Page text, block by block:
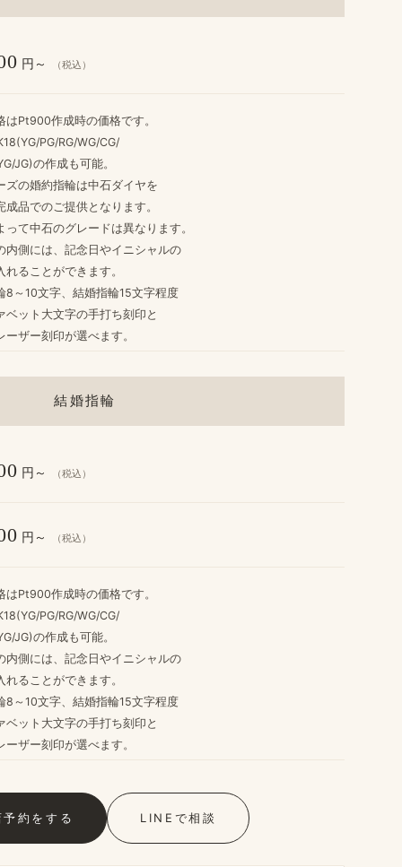
円～ （税込）
は​Pt900作成時の​価格です。
PG/RG/WG/CG/
JG)の​作成も​可能。
ズの​婚約指輪は​中石ダイヤを
品での​ご提供と​なります。
って​中石の​グレードは​異なります。
内側には、​記念日や​イニシャルの
る​ことができます。
8～10文字、​結婚​指輪15文字程度
ベット大文字の​手打ち刻印と
ザー刻印が​選べます。
結婚指輪
円～ （税込）
円～ （税込）
は​Pt900作成時の​価格です。
PG/RG/WG/CG/
JG)の​作成も​可能。
内側には、​記念日や​イニシャルの
る​ことができます。
8～10文字、​結婚​指輪15文字程度
ベット大文字の​手打ち刻印と
ザー刻印が​選べます。
予約を​する LINEで​相談